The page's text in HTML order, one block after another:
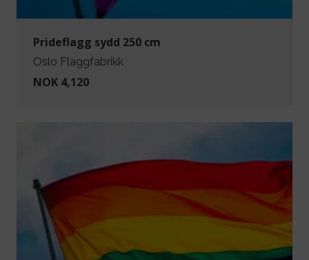
Prideflagg sydd 250 cm
Oslo Flaggfabrikk
NOK 4,120